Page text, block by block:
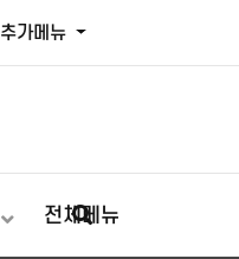
추가메뉴
전체메뉴